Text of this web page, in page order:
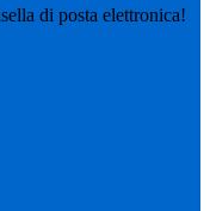
di posta elettronica!